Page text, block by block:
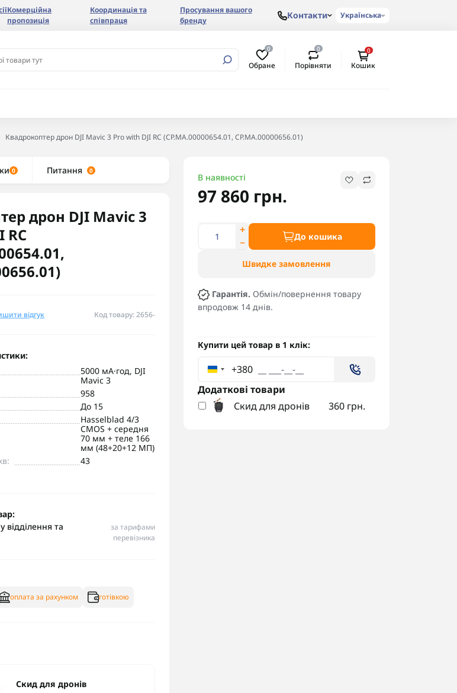
Комерційна
пропозиція
Координація та
співпраця
Просування вашого
бренду
Контакти Українська
0
Обране
0
Порівняти
0
Кошик
Квадрокоптер дрон DJI Mavic 3 Pro with DJI RC (CP.MA.00000654.01, CP.MA.00000656.01)
0 Питання 0
дрон DJI Mavic 3
RC
відгук Код товару: 2656-
В наявності
97 860 грн.
До кошика
Швидке замовлення
Гарантія. Обмін/повернення товару
впродовж 14 днів.
Купити цей товар в 1 клік:
+380
Додаткові товари
Скид для дронів
360 грн.
5000 мА·год, DJI
Mavic 3
958
До 15
Hasselblad 4/3
CMOS + середня
70 мм + теле 166
мм (48+20+12 МП)
43
та
за тарифами
перевізника
оплата за рахунком готівкою
Скид для дронів